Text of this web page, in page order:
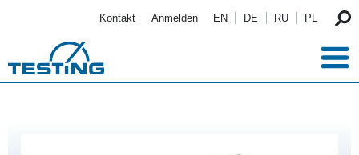
Kontakt Anmelden EN DE RU PL